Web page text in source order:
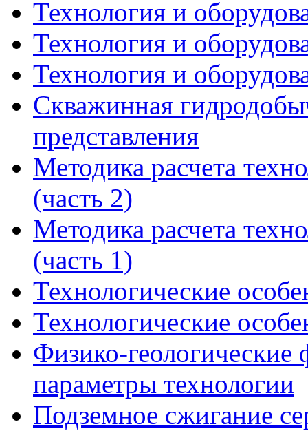
Технология и
Технология и
Технология и
Скважинная
представления
Методика расчета
(часть 2)
Методика расчета
(часть 1)
Технологические
Технологические
Физико-
параметры технологии
Подземное сжигание